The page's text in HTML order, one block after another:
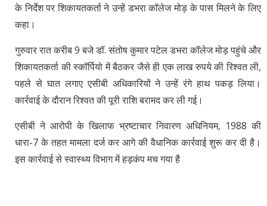
के निर्देश पर शिकायतकर्ता ने उन्हें डभरा कॉलेज मोड़ के पास मिलने के लिए
कहा।
गुरुवार रात करीब 9 बजे डॉ. संतोष कुमार पटेल डभरा कॉलेज मोड़ पहुंचे और
शिकायतकर्ता की स्कॉर्पियो में बैठकर जैसे ही एक लाख रुपये की रिश्वत ली,
पहले से घात लगाए एसीबी अधिकारियों ने उन्हें रंगे हाथ पकड़ लिया।
कार्रवाई के दौरान रिश्वत की पूरी राशि बरामद कर ली गई।
एसीबी ने आरोपी के खिलाफ भ्रष्टाचार निवारण अधिनियम, 1988 की
धारा-7 के तहत मामला दर्ज कर आगे की वैधानिक कार्रवाई शुरू कर दी है।
इस कार्रवाई से स्वास्थ्य विभाग में हड़कंप मच गया है